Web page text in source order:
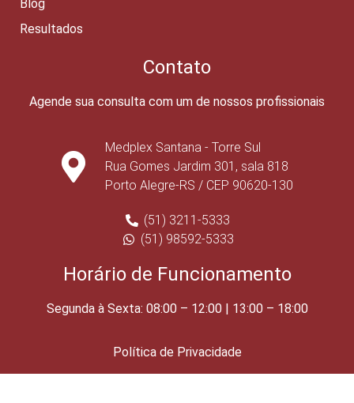
Blog
Resultados
Contato
Agende sua consulta com um de nossos profissionais
Medplex Santana - Torre Sul
Rua Gomes Jardim 301, sala 818
Porto Alegre-RS / CEP 90620-130
(51) 3211-5333
(51) 98592-5333
Horário de Funcionamento
Segunda à Sexta: 08:00 – 12:00 | 13:00 – 18:00
Política de Privacidade